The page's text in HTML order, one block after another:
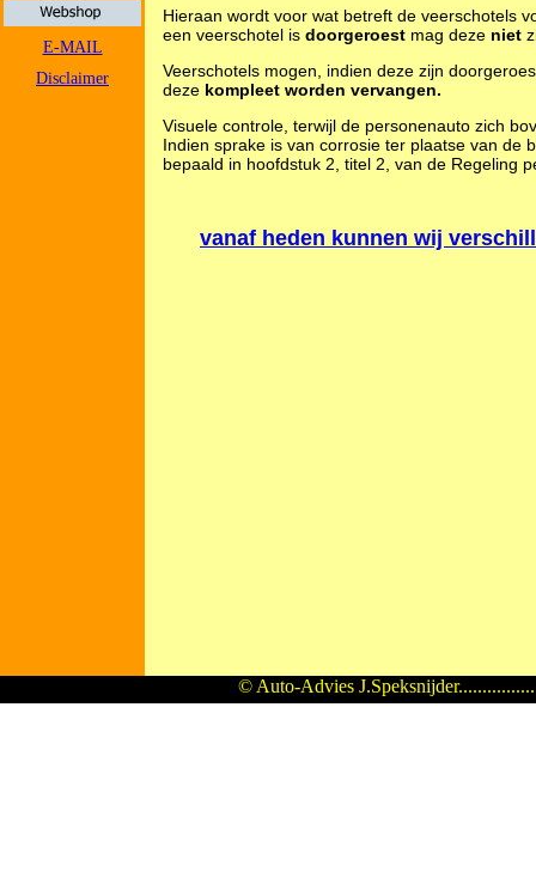
© Auto-Advies
E-MAIL
Disclaimer
Hieraan wordt voor wat betreft de veerschotels
een veerschotel is doorgeroest mag deze niet
Veerschotels mogen, indien deze zijn
deze kompleet worden vervangen.
Visuele controle, terwijl de personenauto zich
Indien sprake is van corrosie ter plaatse van de
bepaald in hoofdstuk 2, titel 2, van de Regeling
vanaf heden kunnen wij